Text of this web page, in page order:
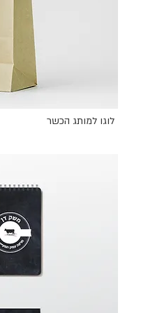
לוגו למותג הכשר